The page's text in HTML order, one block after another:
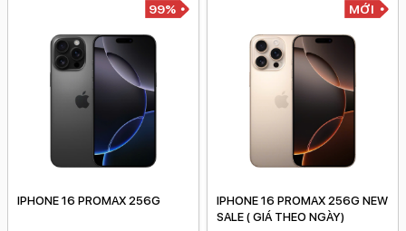
99%
IPHONE 16 PROMAX 256G
MỚI
IPHONE 16 PROMAX 256G NEW
SALE ( GIÁ THEO NGÀY)